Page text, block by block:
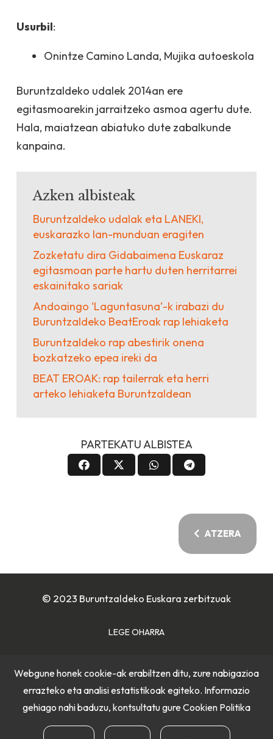
Usurbil:
Onintze Camino Landa, Mujika autoeskola
Buruntzaldeko udalek 2014an ere
egitasmoarekin jarraitzeko asmoa agertu dute.
Hala, maiatzean abiatuko dute zabalkunde
kanpaina.
Azken albisteak
Buruntzaldeko udalak eta LANEKI,
euskarazko lan-munduan eragiten
Zozketatu dira Gidabaimena Euskaraz
egitasmoan parte hartu duten herritarrei
eskainitako sariak
Andoaingo ‘Laguntasuna’-k irabazi du
Buruntzaldeko BeatEroak rap lehiaketa
Buruntzaldeko rap abestirik onena
bozkatzeko epea ireki da
BEAT EROAK: rap tailerrak eta herri
arteko lehiaketa Buruntzaldean
PARTEKATU ALBISTEA
ATZERA
© 2023 Buruntzaldeko Euskara zerbitzuak
LEGE OHARRA
PRIBATUTASUN POLITIKA
Webgune honek cookie-ak erabiltzen ditu, zure nabigazioa
errazteko eta analisi estatistikoak egiteko. Informazio
gehiago nahi baduzu, kontsultatu gure Cookien Politika